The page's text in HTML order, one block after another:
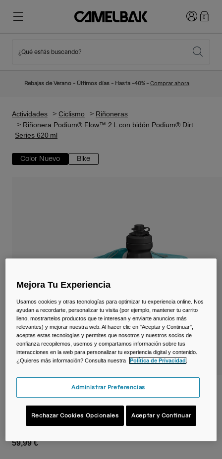
Novedades
Chalecos Hidratación
Riñoneras
Bolsas Bici
Bolsas Hidratación
Accessorios
Ver todo
Senderismo
Adiós a los desechables
Iniciar0
¿Qué estás buscando?
Rebajas de Verano - Últimos días - Hasta -40% -Comprar ahora
Actividades Ciclismo
Riñoneras
Riñonera Podium® Flow™ 2 L con bidón Podium® Dirt
Series 620 ml
Color Nuevo Bike
Riñonera Podium® Flow™ 2 L con bidón
Podium® Dirt Series 620 ml
59,99 €
Mejora Tu Experiencia
Usamos cookies y otras tecnologías para optimizar tu experiencia online. Nos
ayudan a recordarte, personalizar tu visita (por ejemplo, mantener tu carrito
lleno, mostrartelos productos que te interesan y enviarte anuncios más
relevantes) y mejorar nuestra web. Al hacer clic en "Aceptar y Continuar",
aceptas estas tecnologías y permites que nosotros y nuestros socios de
confianza recopilemos, usemos y compartamos información sobre tus
interacciones en la web para personalizar tu experiencia digital y contenido.
¿Quieres más información? Consulta nuestra
Política de Privacidad
Administrar Preferencias
Rechazar Cookies Opcionales Aceptar y Continuar